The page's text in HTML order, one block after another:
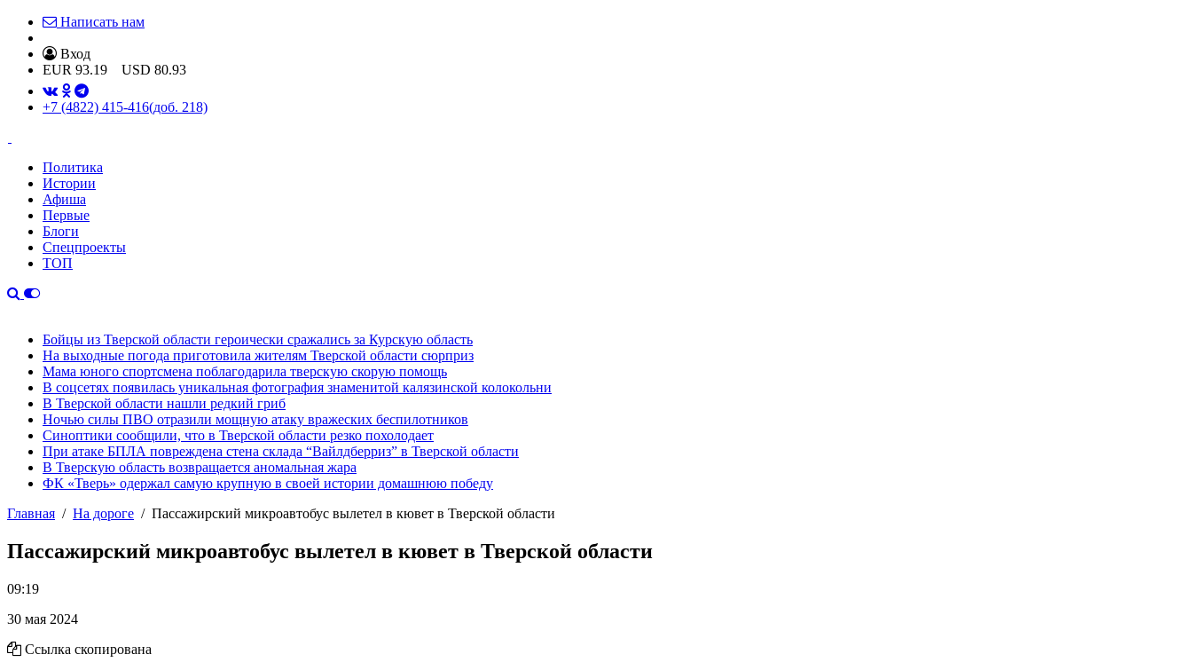
Написать нам
Вход
EUR 93.19 USD 80.93
+7 (4822) 415-416(доб. 218)
Политика
Истории
Афиша
Первые
Блоги
Спецпроекты
ТОП
Бойцы из Тверской области героически сражались за Курскую область
На выходные погода приготовила жителям Тверской области сюрприз
Мама юного спортсмена поблагодарила тверскую скорую помощь
В соцсетях появилась уникальная фотография знаменитой калязинской колокольни
В Тверской области нашли редкий гриб
Ночью силы ПВО отразили мощную атаку вражеских беспилотников
Синоптики сообщили, что в Тверской области резко похолодает
При атаке БПЛА повреждена стена склада “Вайлдберриз” в Тверской области
В Тверскую область возвращается аномальная жара
ФК «Тверь» одержал самую крупную в своей истории домашнюю победу
Главная
На дороге Пассажирский микроавтобус вылетел в кювет в Тверской области
Пассажирский микроавтобус вылетел в кювет в Тверской области
09:19
30 мая 2024
Ссылка скопирована